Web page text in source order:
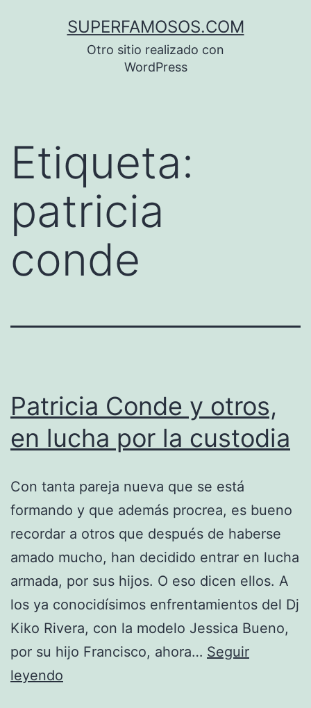
SUPERFAMOSOS.COM
Otro sitio realizado con
WordPress
Etiqueta:
patricia
conde
Patricia Conde y otros,
en lucha por la custodia
Con tanta pareja nueva que se está
formando y que además procrea, es bueno
recordar a otros que después de haberse
amado mucho, han decidido entrar en lucha
armada, por sus hijos. O eso dicen ellos. A
los ya conocidísimos enfrentamientos del Dj
Kiko Rivera, con la modelo Jessica Bueno,
por su hijo Francisco, ahora… Seguir
leyendo